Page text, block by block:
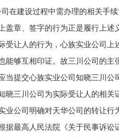
在建设过程中需办理的相关手
盖章、签字的行为正是履行上述
受让人的行为，心族实业公司上
能够互相印证。故三川公司的主
当提交心族实业公司知晓三川公
晓三川公司为实际受让人的相关
业公司明确对天华公司的转让行
据最高人民法院《关于民事诉讼